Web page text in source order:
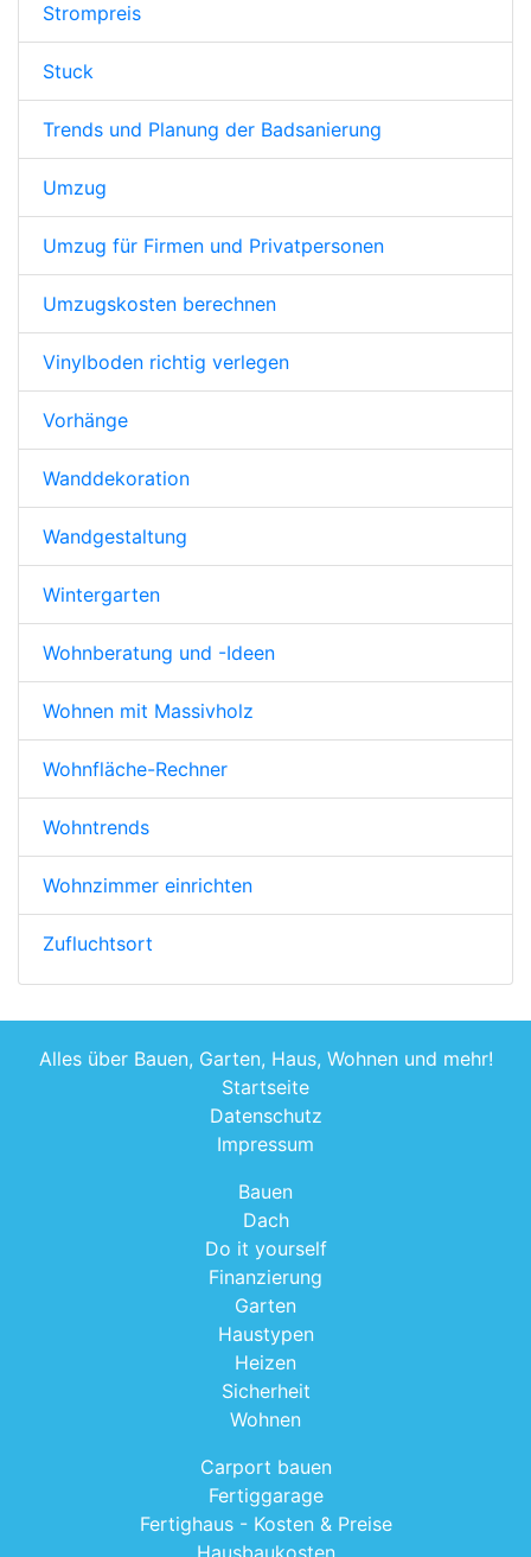
Strompreis
Stuck
Trends und Planung der Badsanierung
Umzug
Umzug für Firmen und Privatpersonen
Umzugskosten berechnen
Vinylboden richtig verlegen
Vorhänge
Wanddekoration
Wandgestaltung
Wintergarten
Wohnberatung und -Ideen
Wohnen mit Massivholz
Wohnfläche-Rechner
Wohntrends
Wohnzimmer einrichten
Zufluchtsort
Alles über Bauen, Garten, Haus, Wohnen und mehr!
Startseite
Datenschutz
Impressum
Bauen
Dach
Do it yourself
Finanzierung
Garten
Haustypen
Heizen
Sicherheit
Wohnen
Carport bauen
Fertiggarage
Fertighaus - Kosten & Preise
Hausbaukosten